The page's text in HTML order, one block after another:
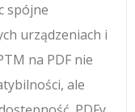
spójne
urządzeniach i
na PDF nie
ale